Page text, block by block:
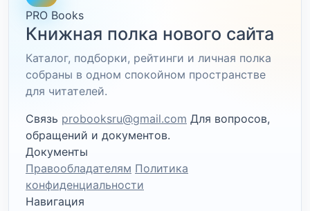
PRO Books
Книжная полка нового сайта
Каталог, подборки, рейтинги и личная полка
собраны в одном спокойном пространстве
для читателей.
Связь probooksru@gmail.com Для вопросов,
обращений и документов.
Документы
Правообладателям Политика
конфиденциальности
Навигация